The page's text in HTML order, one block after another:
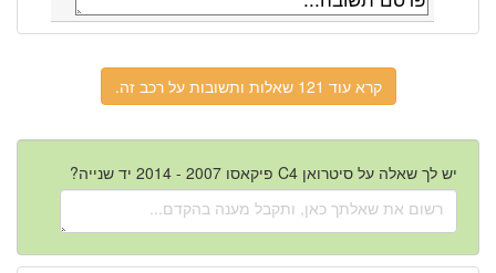
קרא עוד 121 שאלות ותשובות על רכב זה.
יש לך שאלה על סיטרואן C4 פיקאסו 2007 - 2014 יד שנייה?